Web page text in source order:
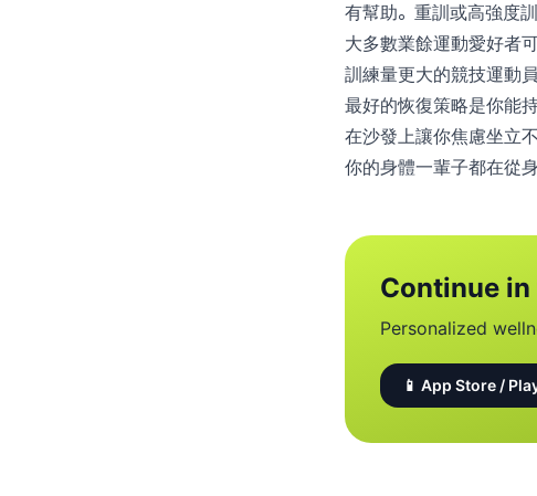
有幫助。重訓或高強度
大多數業餘運動愛好者
訓練量更大的競技運動
最好的恢復策略是你能
在沙發上讓你焦慮坐立
你的身體一輩子都在從
Continue
Personalized
📱 App Store /